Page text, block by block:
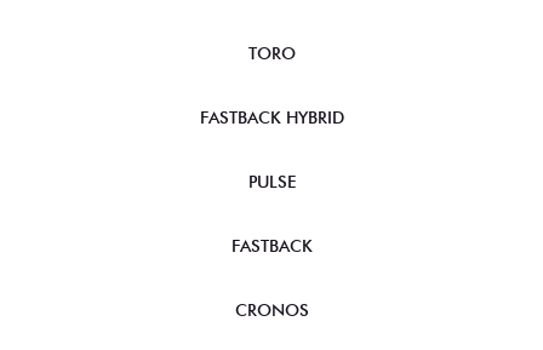
TORO
FASTBACK HYBRID
PULSE
FASTBACK
CRONOS